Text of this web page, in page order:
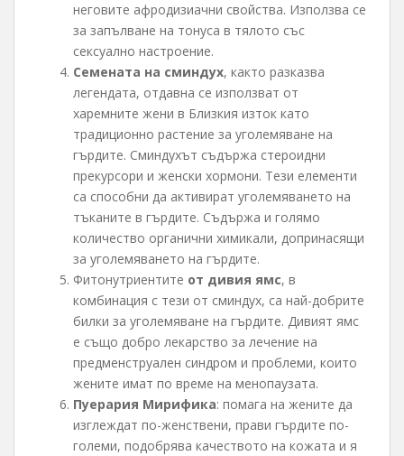
неговите афродизиачни свойства. Използва се
за запълване на тонуса в тялото със
сексуално настроение.
Семената на сминдух, както разказва
легендата, отдавна се използват от
харемните жени в Близкия изток като
традиционно растение за уголемяване на
гърдите. Сминдухът съдържа стероидни
прекурсори и женски хормони. Тези елементи
са способни да активират уголемяването на
тъканите в гърдите. Съдържа и голямо
количество органични химикали, допринасящи
за уголемяването на гърдите.
Фитонутриентите от дивия ямс, в
комбинация с тези от сминдух, са най-добрите
билки за уголемяване на гърдите. Дивият ямс
е също добро лекарство за лечение на
предменструален синдром и проблеми, които
жените имат по време на менопаузата.
Пуерария Мирифика: помага на жените да
изглеждат по-женствени, прави гърдите по-
големи, подобрява качеството на кожата и я